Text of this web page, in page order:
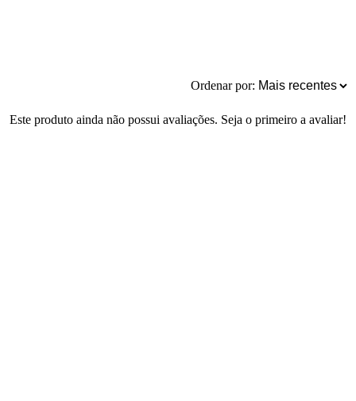
Ordenar por:
Este produto ainda não possui avaliações. Seja o primeiro a avaliar!